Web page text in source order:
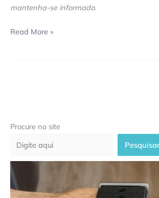
mantenha-se informado.
Read More »
Procure no site